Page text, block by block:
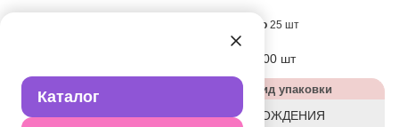
Каталог
Поставляется партиями кратно 25 шт
1500 шт
Вид упаковки
Дизайн С ДНЕМ РОЖДЕНИЯ